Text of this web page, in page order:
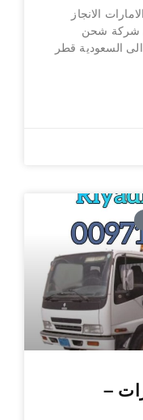
الانجاز
شركة شحن
السعودية قطر
–